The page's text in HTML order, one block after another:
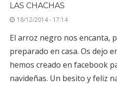
LAS CHACHAS
18/12/2014 - 17:14
El arroz negro nos encanta,
preparado en casa. Os dejo
hemos creado en facebook
navideñas. Un besito y feliz